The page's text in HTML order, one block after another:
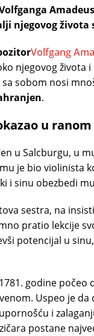
njegovog života
Volfgang
njegovog života
sobom nosi
.
u
u Salcburgu, u
je bio violinista
i sinu obezbedi
sestra, na
pratio lekcije
potencijal u
godine počeo
Uspeo je
i
postane